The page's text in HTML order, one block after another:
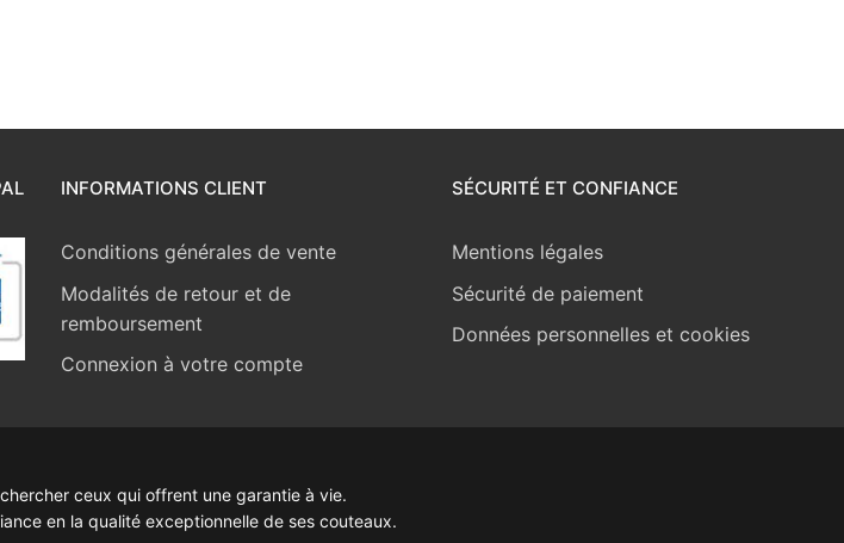
INFORMATIONS CLIENT
Conditions générales de vente
Modalités de retour et de
remboursement
Connexion à votre compte
SÉCURITÉ ET CONFIANCE
Mentions légales
Sécurité de paiement
Données personnelles et cookies
ceux qui offrent une garantie à vie.
en la qualité exceptionnelle de ses couteaux.